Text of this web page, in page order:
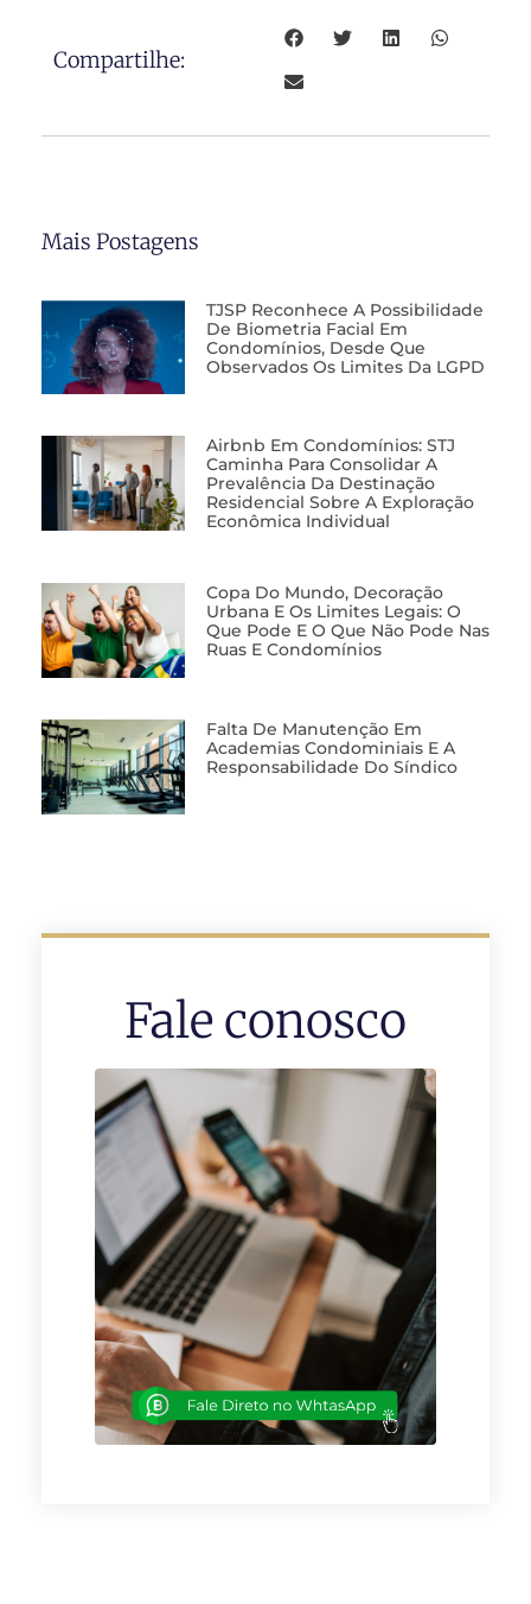
Compartilhe:
Mais Postagens
TJSP Reconhece A Possibilidade
De Biometria Facial Em
Condomínios, Desde Que
Observados Os Limites Da LGPD
Airbnb Em Condomínios: STJ
Caminha Para Consolidar A
Prevalência Da Destinação
Residencial Sobre A Exploração
Econômica Individual
Copa Do Mundo, Decoração
Urbana E Os Limites Legais: O
Que Pode E O Que Não Pode Nas
Ruas E Condomínios
Falta De Manutenção Em
Academias Condominiais E A
Responsabilidade Do Síndico
Fale conosco